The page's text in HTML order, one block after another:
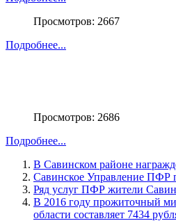
Просмотров: 2667
Подробнее...
Просмотров: 2686
Подробнее...
В Савинском районе
Савинское Управление ПФР
Ряд услуг ПФР жители
В 2016 году прожиточный
области составляет 7434